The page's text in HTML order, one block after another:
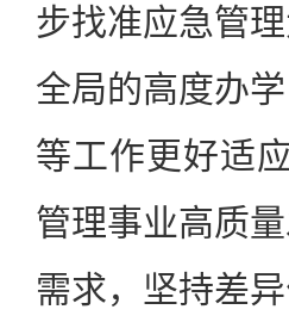
步找准应急管
全局的高度办
等工作更好适
管理事业高质
需求，坚持差